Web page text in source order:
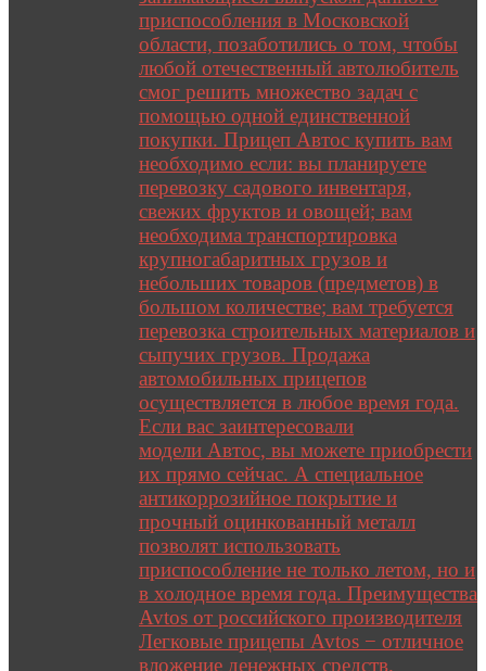
приспособления в Московской
области, позаботились о том, чтобы
любой отечественный автолюбитель
смог решить множество задач с
помощью одной единственной
покупки. Прицеп Автос купить вам
необходимо если: вы планируете
перевозку садового инвентаря,
свежих фруктов и овощей; вам
необходима транспортировка
крупногабаритных грузов и
небольших товаров (предметов) в
большом количестве; вам требуется
перевозка строительных материалов и
сыпучих грузов. Продажа
автомобильных прицепов
осуществляется в любое время года.
Если вас заинтересовали
модели Автос, вы можете приобрести
их прямо сейчас. А специальное
антикоррозийное покрытие и
прочный оцинкованный металл
позволят использовать
приспособление не только летом, но и
в холодное время года. Преимущества
Avtos от российского производителя
Легковые прицепы Avtos − отличное
вложение денежных средств.